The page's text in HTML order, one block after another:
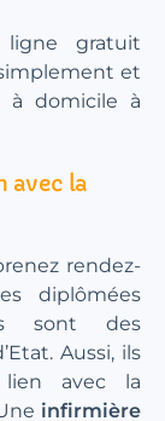
gratuit
et
à domicile à
avec la
rendez-
diplômées
sont des
Aussi, ils
avec la
infirmière